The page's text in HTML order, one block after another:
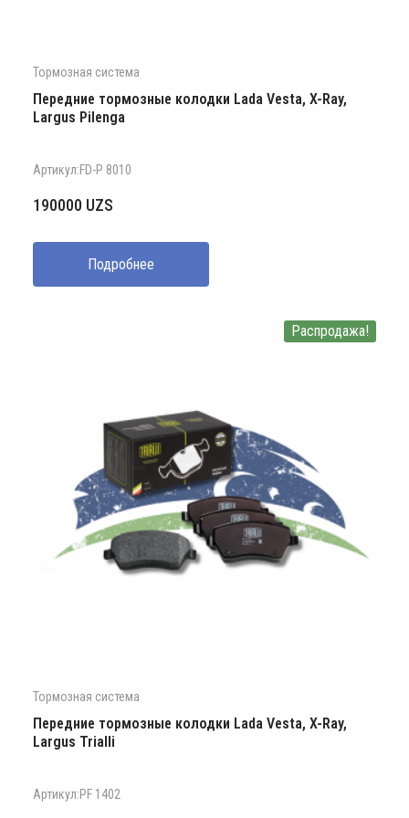
Тормозная система
Передние тормозные колодки Lada Vesta, X-Ray,
Largus Pilenga
Артикул:FD-P 8010
190000 UZS
Подробнее
Распродажа!
Тормозная система
Передние тормозные колодки Lada Vesta, X-Ray,
Largus Trialli
Артикул:PF 1402